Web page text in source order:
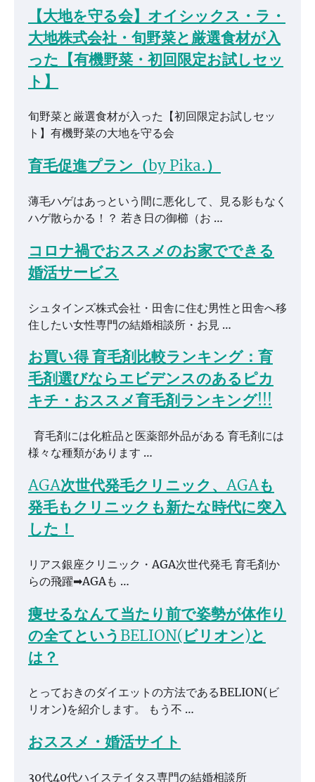
【大地を守る会】オイシックス・ラ・
大地株式会社・旬野菜と厳選食材が入
った【有機野菜・初回限定お試しセッ
ト】
旬野菜と厳選食材が入った【初回限定お試しセッ
ト】有機野菜の大地を守る会
育毛促進プラン（by Pika.）
薄毛ハゲはあっという間に悪化して、見る影もなく
ハゲ散らかる！？ 若き日の御櫛（お …
コロナ禍でおススメのお家でできる
婚活サービス
シュタインズ株式会社・田舎に住む男性と田舎へ移
住したい女性専門の結婚相談所・お見 …
お買い得 育毛剤比較ランキング：育
毛剤選びならエビデンスのあるピカ
キチ・おススメ育毛剤ランキング!!!
育毛剤には化粧品と医薬部外品がある 育毛剤には
様々な種類があります …
AGA次世代発毛クリニック、AGAも
発毛もクリニックも新たな時代に突入
した！
リアス銀座クリニック・AGA次世代発毛 育毛剤か
らの飛躍➡AGAも …
痩せるなんて当たり前で姿勢が体作り
の全てというBELION(ビリオン)と
は？
とっておきのダイエットの方法であるBELION(ビ
リオン)を紹介します。 もう不 …
おススメ・婚活サイト
30代40代ハイステイタス専門の結婚相談所